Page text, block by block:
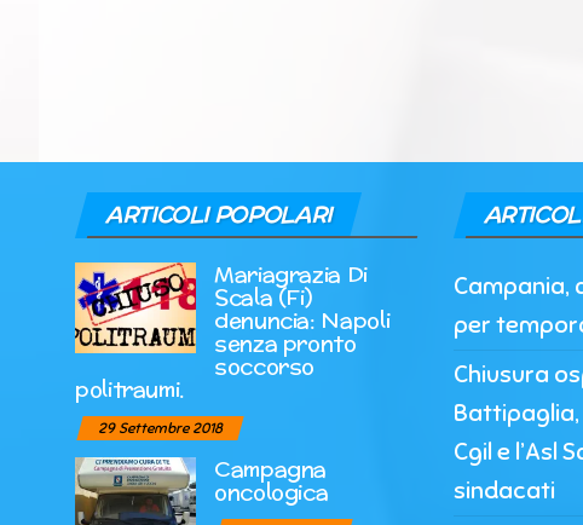
ARTICOLI POPOLARI
Mariagrazia Di
Scala (Fi)
denuncia: Napoli
senza pronto
soccorso
politraumi.
29 Settembre 2018
Campagna
oncologica
Campania,
per
Chiusura
Cgil e l’Asl
sindacati